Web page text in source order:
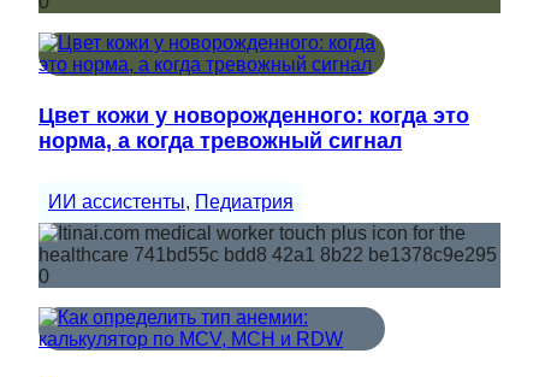
Цвет кожи у новорожденного: когда это
норма, а когда тревожный сигнал
ИИ ассистенты, Педиатрия